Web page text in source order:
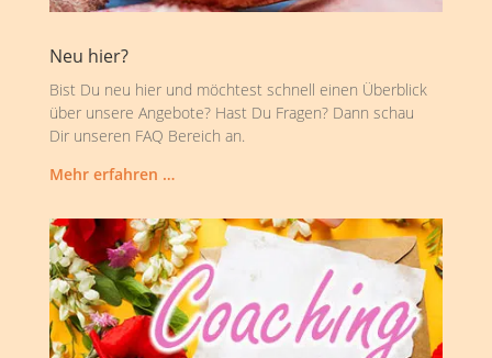
Neu hier?
Bist Du neu hier und möchtest schnell einen Überblick
über unsere Angebote? Hast Du Fragen? Dann schau
Dir unseren FAQ Bereich an.
Mehr erfahren …